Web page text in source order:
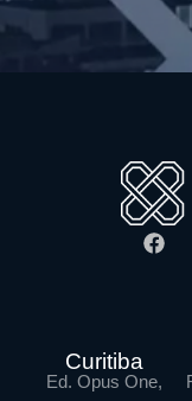
Curitiba
Ed. Opus One,